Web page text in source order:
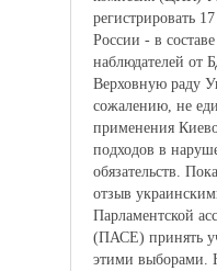
регистрировать
России - в
наблюдателей от
Верховную раду
сожалению, не
применения
подходов в
обязательств.
отзыв
Парламентской
(ПАСЕ) принять
этими выборами.